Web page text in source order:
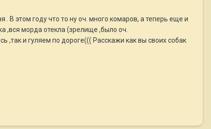
В этом году что то ну оч. много комаров, а теперь еще и
,вся морда отекла (зрелище ,было оч.
,так и гуляем по дороге((( Расскажи как вы своих собак